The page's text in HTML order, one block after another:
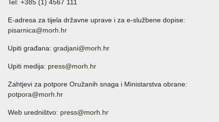
Tel: +385 (1) 4567 111
E-adresa za tijela državne uprave i za e-službene dopise:
pisarnica@morh.hr
Upiti građana: gradjani@morh.hr
Upiti medija: press@morh.hr
Zahtjevi za potpore Oružanih snaga i Ministarstva obrane:
potpora@morh.hr
Web uredništvo: press@morh.hr